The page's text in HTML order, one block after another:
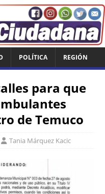
POLÍTICA REGIÓN
para que
de Temuco
Tania Márquez Kacic